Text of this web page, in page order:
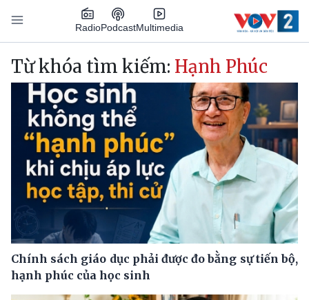
Nhảy đến nội dung
RadioPodcastMultimedia
Main navigation
Từ khóa tìm kiếm: Hạnh Phúc
Chính sách giáo dục phải được đo bằng sự tiến bộ,
hạnh phúc của học sinh